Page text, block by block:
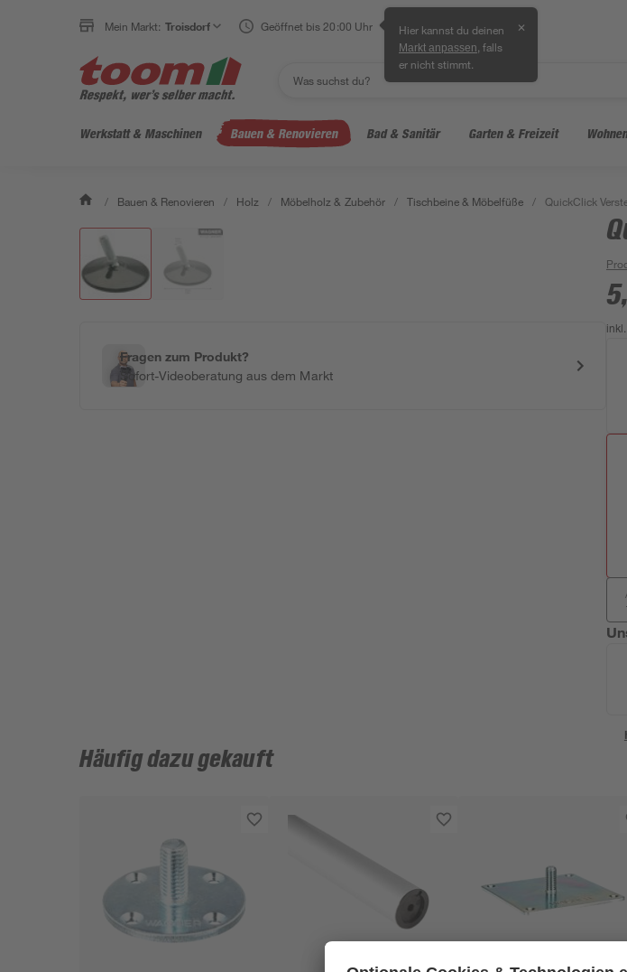
Mein Markt: Troisdorf Geöffnet bis 20:00 Uhr Hier kannst du deinen
Markt anpassen , falls
er nicht stimmt.
✕
Werkstatt & Maschinen Bauen & Renovieren Bad & Sanitär Garten & Freizeit
/ Bauen & Renovieren / Holz / Möbelholz & Zubehör / Tischbeine & Möbelfüße / QuickClick
Fragen zum Produkt?
Sofort-Videoberatung aus dem Markt
5
Häufig dazu gekauft